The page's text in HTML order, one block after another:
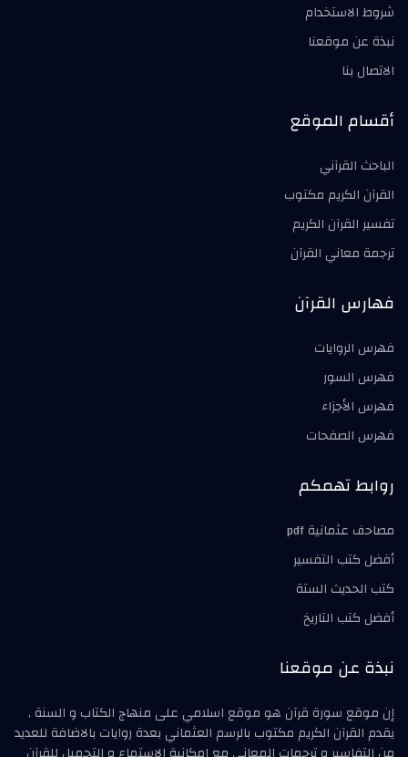
شروط الاستخدام
نبذة عن موقعنا
الاتصال بنا
أقسام الموقع
الباحث القرآني
القرآن الكريم مكتوب
تفسير القرآن الكريم
ترجمة معاني القرآن
فهارس القرآن
فهرس الروايات
فهرس السور
فهرس الأجزاء
فهرس الصفحات
روابط تهمكم
مصاحف عثمانية pdf
أفضل كتب التفسير
كتب الحديث الستة
أفضل كتب التاريخ
نبذة عن موقعنا
إن موقع سورة قرآن هو موقع اسلامي على منهاج الكتاب و السنة ,
يقدم القرآن الكريم مكتوب بالرسم العثماني بعدة روايات بالاضافة للعديد